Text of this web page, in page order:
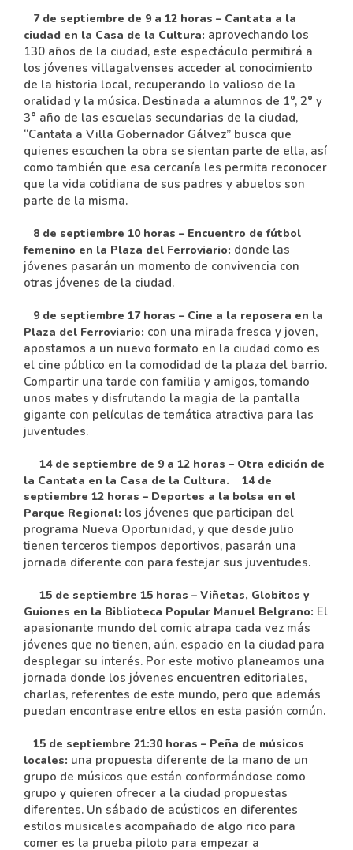
7 de septiembre de 9 a 12 horas – Cantata a la
ciudad en la Casa de la Cultura: aprovechando los
130 años de la ciudad, este espectáculo permitirá a
los jóvenes villagalvenses acceder al conocimiento
de la historia local, recuperando lo valioso de la
oralidad y la música. Destinada a alumnos de 1°, 2° y
3° año de las escuelas secundarias de la ciudad,
“Cantata a Villa Gobernador Gálvez” busca que
quienes escuchen la obra se sientan parte de ella, así
como también que esa cercanía les permita reconocer
que la vida cotidiana de sus padres y abuelos son
parte de la misma.
8 de septiembre 10 horas – Encuentro de fútbol
femenino en la Plaza del Ferroviario: donde las
jóvenes pasarán un momento de convivencia con
otras jóvenes de la ciudad.
9 de septiembre 17 horas – Cine a la reposera en la
Plaza del Ferroviario: con una mirada fresca y joven,
apostamos a un nuevo formato en la ciudad como es
el cine público en la comodidad de la plaza del barrio.
Compartir una tarde con familia y amigos, tomando
unos mates y disfrutando la magia de la pantalla
gigante con películas de temática atractiva para las
juventudes.
14 de septiembre de 9 a 12 horas – Otra edición de
la Cantata en la Casa de la Cultura.
14 de
septiembre 12 horas – Deportes a la bolsa en el
Parque Regional: los jóvenes que participan del
programa Nueva Oportunidad, y que desde julio
tienen terceros tiempos deportivos, pasarán una
jornada diferente con para festejar sus juventudes.
15 de septiembre 15 horas – Viñetas, Globitos y
Guiones en la Biblioteca Popular Manuel Belgrano: El
apasionante mundo del comic atrapa cada vez más
jóvenes que no tienen, aún, espacio en la ciudad para
desplegar su interés. Por este motivo planeamos una
jornada donde los jóvenes encuentren editoriales,
charlas, referentes de este mundo, pero que además
puedan encontrase entre ellos en esta pasión común.
15 de septiembre 21:30 horas – Peña de músicos
locales: una propuesta diferente de la mano de un
grupo de músicos que están conformándose como
grupo y quieren ofrecer a la ciudad propuestas
diferentes. Un sábado de acústicos en diferentes
estilos musicales acompañado de algo rico para
comer es la prueba piloto para empezar a